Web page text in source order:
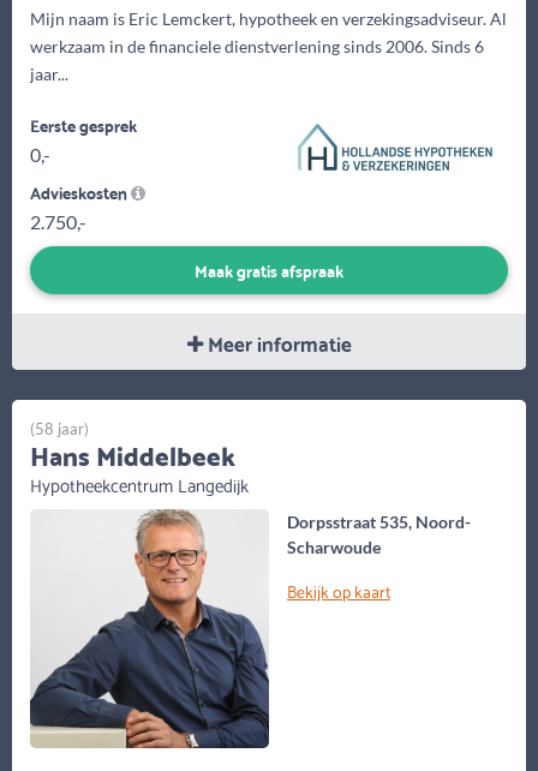
Mijn naam is Eric Lemckert, hypotheek en verzekingsadviseur. Al
werkzaam in de financiele dienstverlening sinds 2006. Sinds 6
jaar...
Eerste gesprek
0,-
Advieskosten
2.750,-
Maak gratis afspraak
Meer informatie
Dorpsstraat 535, Noord-
Scharwoude
Bekijk op kaart
(58 jaar)
Hans Middelbeek
Hypotheekcentrum Langedijk